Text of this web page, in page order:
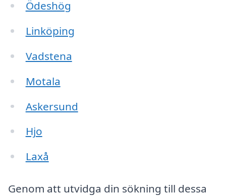
Ödeshög
Linköping
Vadstena
Motala
Askersund
Hjo
Laxå
Genom att utvidga din sökning till dessa